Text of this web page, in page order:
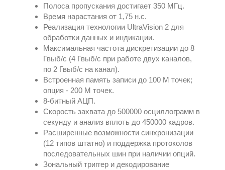
Полоса пропускания достигает 350 МГц.
Время нарастания от 1,75 н.с.
Реализация технологии UltraVision 2 для
обработки данных и индикации.
Максимальная частота дискретизации до 8
Гвыб/с (4 Гвыб/с при работе двух каналов,
по 2 Гвыб/с на канал).
Встроенная память записи до 100 М точек;
опция - 200 М точек.
8‑битный АЦП.
Скорость захвата до 500000 осциллограмм в
секунду и анализ вплоть до 450000 кадров.
Расширенные возможности синхронизации
(12 типов штатно) и поддержка протоколов
последовательных шин при наличии опций.
Зональный триггер и декодирование